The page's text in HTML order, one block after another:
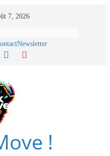
7, 2026
Newsletter
!